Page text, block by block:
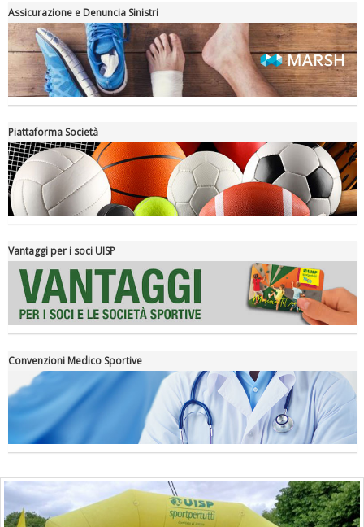
Luglio 2026: "Pensando con i piedi, si possono fare le
rivoluzioni"
Tiziano Pesce a Radio InBlu2000 traccia il bilancio della stagione
Assicurazione e Denuncia Sinistri
Piattaforma Società
Vantaggi per i soci UISP
Convenzioni Medico Sportive